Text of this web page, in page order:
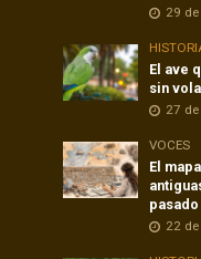
29
El ave
sin
27
VOCES
El
pasado
22